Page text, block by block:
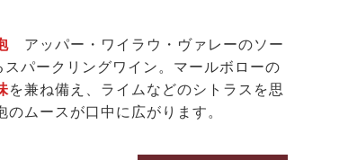
アッパー・ワイラウ・ヴァレーのソー
パークリングワイン。マールボローの
を兼ね備え、ライムなどのシトラスを思
のムースが口中に広がります。